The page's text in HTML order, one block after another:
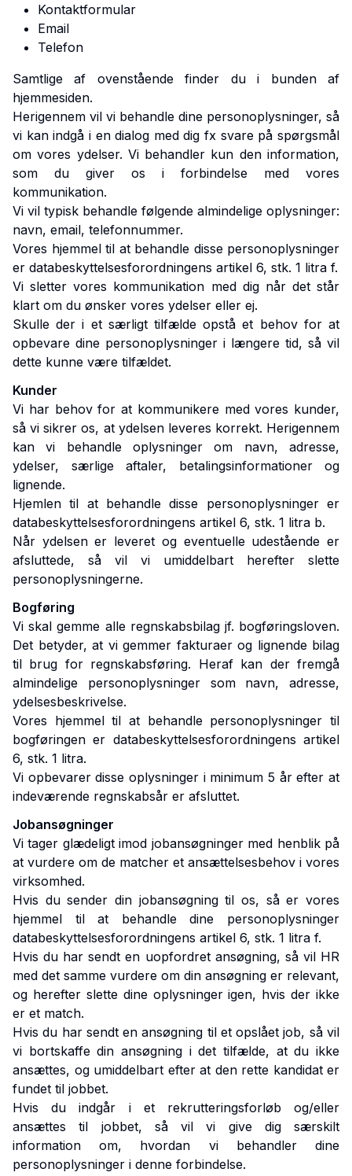
Kontaktformular
Email
Telefon
Samtlige af ovenstående finder du i bunden af
hjemmesiden.
Herigennem vil vi behandle dine personoplysninger, så
vi kan indgå i en dialog med dig fx svare på spørgsmål
om vores ydelser. Vi behandler kun den information,
som du giver os i forbindelse med vores
kommunikation.
Vi vil typisk behandle følgende almindelige oplysninger:
navn, email, telefonnummer.
Vores hjemmel til at behandle disse personoplysninger
er databeskyttelsesforordningens artikel 6, stk. 1 litra f.
Vi sletter vores kommunikation med dig når det står
klart om du ønsker vores ydelser eller ej.
Skulle der i et særligt tilfælde opstå et behov for at
opbevare dine personoplysninger i længere tid, så vil
dette kunne være tilfældet.
Kunder
Vi har behov for at kommunikere med vores kunder,
så vi sikrer os, at ydelsen leveres korrekt. Herigennem
kan vi behandle oplysninger om navn, adresse,
ydelser, særlige aftaler, betalingsinformationer og
lignende.
Hjemlen til at behandle disse personoplysninger er
databeskyttelsesforordningens artikel 6, stk. 1 litra b.
Når ydelsen er leveret og eventuelle udestående er
afsluttede, så vil vi umiddelbart herefter slette
personoplysningerne.
Bogføring
Vi skal gemme alle regnskabsbilag jf. bogføringsloven.
Det betyder, at vi gemmer fakturaer og lignende bilag
til brug for regnskabsføring. Heraf kan der fremgå
almindelige personoplysninger som navn, adresse,
ydelsesbeskrivelse.
Vores hjemmel til at behandle personoplysninger til
bogføringen er databeskyttelsesforordningens artikel
6, stk. 1 litra.
Vi opbevarer disse oplysninger i minimum 5 år efter at
indeværende regnskabsår er afsluttet.
Jobansøgninger
Vi tager glædeligt imod jobansøgninger med henblik på
at vurdere om de matcher et ansættelsesbehov i vores
virksomhed.
Hvis du sender din jobansøgning til os, så er vores
hjemmel til at behandle dine personoplysninger
databeskyttelsesforordningens artikel 6, stk. 1 litra f.
Hvis du har sendt en uopfordret ansøgning, så vil HR
med det samme vurdere om din ansøgning er relevant,
og herefter slette dine oplysninger igen, hvis der ikke
er et match.
Hvis du har sendt en ansøgning til et opslået job, så vil
vi bortskaffe din ansøgning i det tilfælde, at du ikke
ansættes, og umiddelbart efter at den rette kandidat er
fundet til jobbet.
Hvis du indgår i et rekrutteringsforløb og/eller
ansættes til jobbet, så vil vi give dig særskilt
information om, hvordan vi behandler dine
personoplysninger i denne forbindelse.